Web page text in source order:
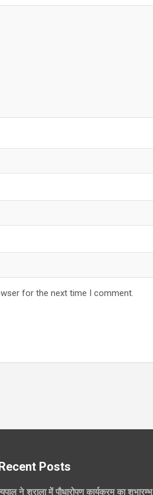
for the next time I comment.
Posts
ने शुराला में पौधारोपण कार्यक्रम का शुभारम्भ